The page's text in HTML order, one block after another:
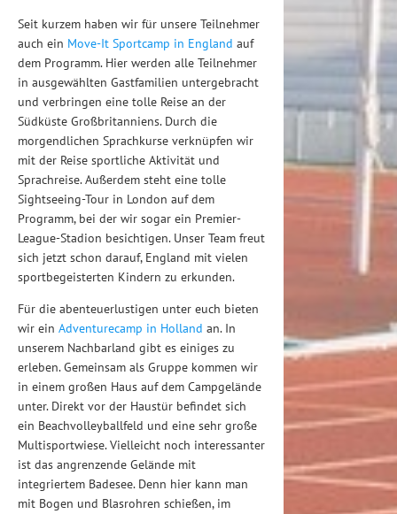
Seit kurzem haben wir für unsere Teilnehmer
auch ein Move-It Sportcamp in England auf
dem Programm. Hier werden alle Teilnehmer
in ausgewählten Gastfamilien untergebracht
und verbringen eine tolle Reise an der
Südküste Großbritanniens. Durch die
morgendlichen Sprachkurse verknüpfen wir
mit der Reise sportliche Aktivität und
Sprachreise. Außerdem steht eine tolle
Sightseeing-Tour in London auf dem
Programm, bei der wir sogar ein Premier-
League-Stadion besichtigen. Unser Team freut
sich jetzt schon darauf, England mit vielen
sportbegeisterten Kindern zu erkunden.
Für die abenteuerlustigen unter euch bieten
wir ein Adventurecamp in Holland an. In
unserem Nachbarland gibt es einiges zu
erleben. Gemeinsam als Gruppe kommen wir
in einem großen Haus auf dem Campgelände
unter. Direkt vor der Haustür befindet sich
ein Beachvolleyballfeld und eine sehr große
Multisportwiese. Vielleicht noch interessanter
ist das angrenzende Gelände mit
integriertem Badesee. Denn hier kann man
mit Bogen und Blasrohren schießen, im